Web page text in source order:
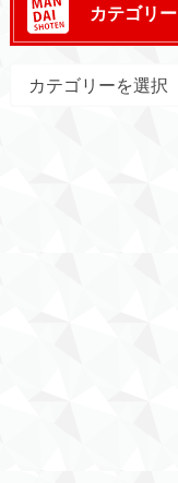
カテゴリー